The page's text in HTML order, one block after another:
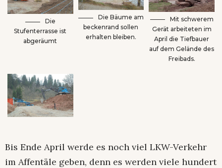
Die
Stufenterrasse ist
abgeräumt
Die Bäume am
beckenrand sollen
erhalten bleiben.
Mit schwerem
Gerät arbeiteten im
April die Tiefbauer
auf dem Gelände des
Freibads.
Bis Ende April werde es noch viel LKW-Verkehr
im Affentäle geben, denn es werden viele hundert